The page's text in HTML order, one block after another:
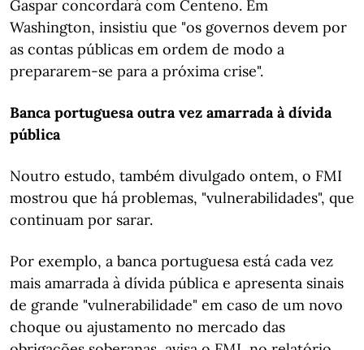
Gaspar concordará com Centeno. Em
Washington, insistiu que "os governos devem por
as contas públicas em ordem de modo a
prepararem-se para a próxima crise".
Banca portuguesa outra vez amarrada à dívida
pública
Noutro estudo, também divulgado ontem, o FMI
mostrou que há problemas, "vulnerabilidades", que
continuam por sarar.
Por exemplo, a banca portuguesa está cada vez
mais amarrada à dívida pública e apresenta sinais
de grande "vulnerabilidade" em caso de um novo
choque ou ajustamento no mercado das